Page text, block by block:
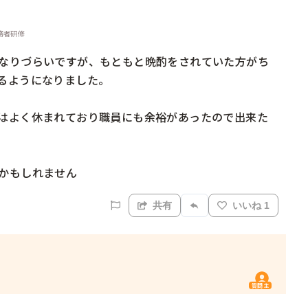
者研修
りづらいですが、もともと晩酌をされていた方がち
うになりました。
よく休まれており職員にも余裕があったので出来た
もしれません
共有 いいね 1
質問主